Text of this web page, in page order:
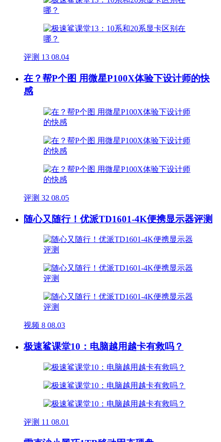
评测 13 08.04
在？帮P个图 用微星P100X体验下设计师的快
感
评测 32 08.05
随心又随行！优派TD1601-4K便携显示器评测
视频 8 08.03
极速鲨课堂10：电脑越用越卡有救吗？
评测 11 08.01